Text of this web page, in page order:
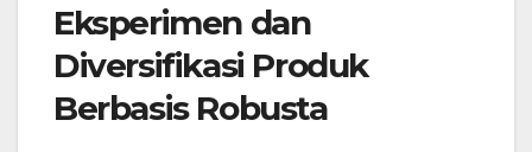
Eksperimen dan
Diversifikasi Produk
Berbasis Robusta